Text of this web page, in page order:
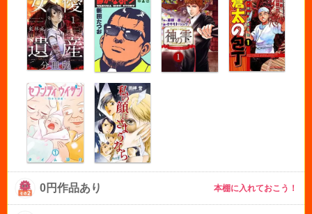
0円作品あり 本棚に入れておこう！